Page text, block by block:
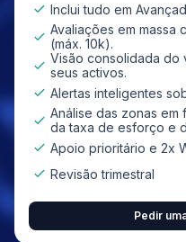
Inclui tudo em
Avaliações em massa
(máx. 10k).
Visão consolidada do
seus activos.
Alertas inteligentes
Análise das zonas em
da taxa de esforço e
Apoio prioritário e 2x
Revisão trimestral
Pedir